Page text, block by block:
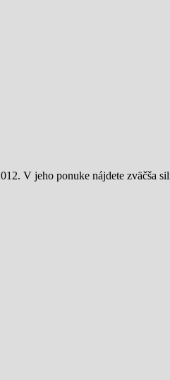
V jeho ponuke nájdete zväčša